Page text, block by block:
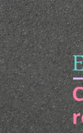
Comment
réussir
sa
reconversion
professionnelle
pour
entreprendre
sans